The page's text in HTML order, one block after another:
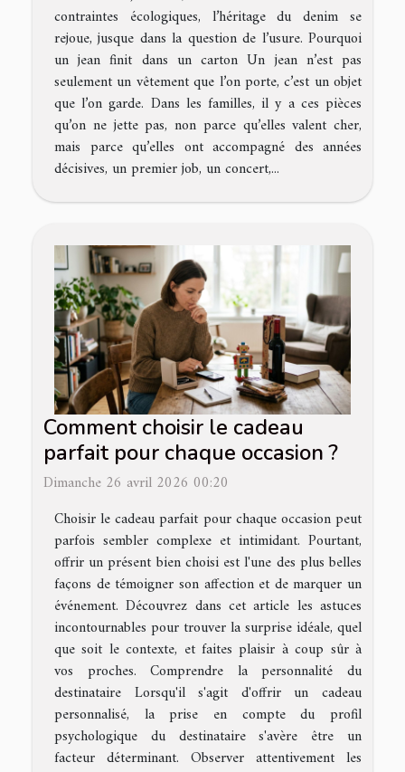
contraintes écologiques, l’héritage du denim se
rejoue, jusque dans la question de l’usure. Pourquoi
un jean finit dans un carton Un jean n’est pas
seulement un vêtement que l’on porte, c’est un objet
que l’on garde. Dans les familles, il y a ces pièces
qu’on ne jette pas, non parce qu’elles valent cher,
mais parce qu’elles ont accompagné des années
décisives, un premier job, un concert,...
Comment choisir le cadeau
parfait pour chaque occasion ?
Dimanche 26 avril 2026 00:20
Choisir le cadeau parfait pour chaque occasion peut
parfois sembler complexe et intimidant. Pourtant,
offrir un présent bien choisi est l'une des plus belles
façons de témoigner son affection et de marquer un
événement. Découvrez dans cet article les astuces
incontournables pour trouver la surprise idéale, quel
que soit le contexte, et faites plaisir à coup sûr à
vos proches. Comprendre la personnalité du
destinataire Lorsqu'il s'agit d'offrir un cadeau
personnalisé, la prise en compte du profil
psychologique du destinataire s'avère être un
facteur déterminant. Observer attentivement les